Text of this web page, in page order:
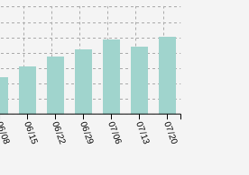
06/15 06/22 06/29 07/06 07/13 07/20